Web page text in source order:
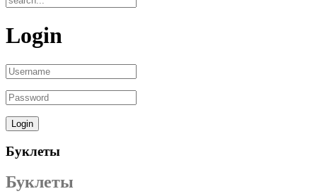
Login
Буклеты
Буклеты